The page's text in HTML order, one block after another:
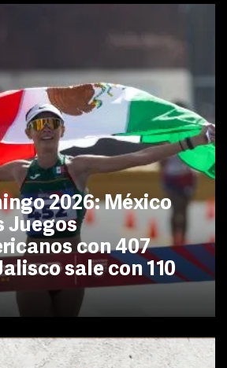
2026: México
Juegos
con 407
sale con 110